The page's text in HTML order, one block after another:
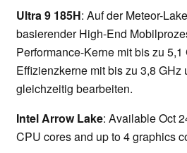
Ultra 9 185H: Auf der Meteor-
basierender High-End
Performance-Kerne mit bis zu
Effizienzkerne mit bis zu 3,8
gleichzeitig bearbeiten.
Intel Arrow Lake: Available Oct
CPU cores and up to 4 graphics